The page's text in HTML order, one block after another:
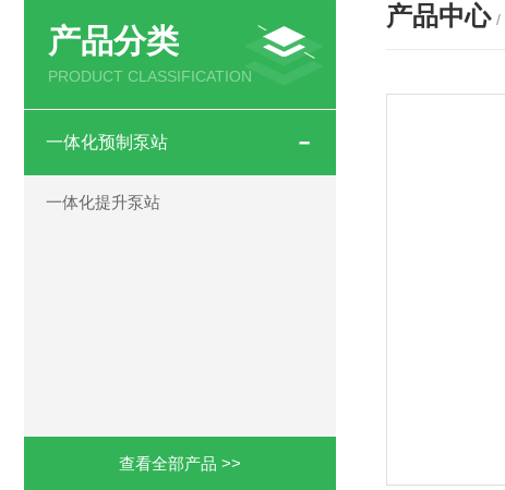
产品分类
PRODUCT CLASSIFICATION
一体化预制泵站
一体化提升泵站
查看全部产品 >>
产品中心 /